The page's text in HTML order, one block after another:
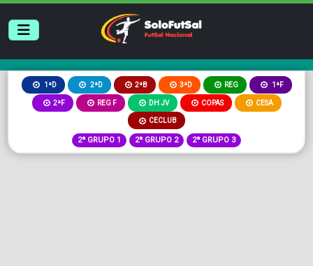
1ªD 2ªD 2ªB 3ªD REG 1ªF
2ªF REG F DH JV COPAS CESA
CECLUB
2ª GRUPO 1 2ª GRUPO 2 2ª GRUPO 3